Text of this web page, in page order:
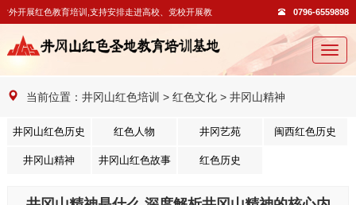
展红色教育培训,支持安排走进高校、党校开展教学活动。 0796-6559898
切
换
当前位置： 井冈山红色培训 > 红色文化> 井冈山精神
井冈山红色历史 红色人物 井冈艺苑 闽西红色历史
井冈山精神 井冈山红色故事 红色历史